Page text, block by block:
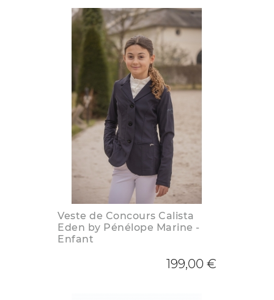
Veste de Concours Calista
Eden by Pénélope Marine -
Enfant
199,00 €